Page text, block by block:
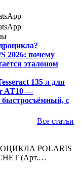
2026: почему
эталоном
135 л для
AT10 —
с
Все статьи
POLARIS
(Арт.…